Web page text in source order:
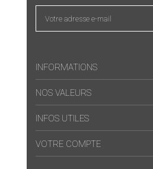
INFORMATIONS
NOS VALEURS
INFOS UTILES
VOTRE COMPTE